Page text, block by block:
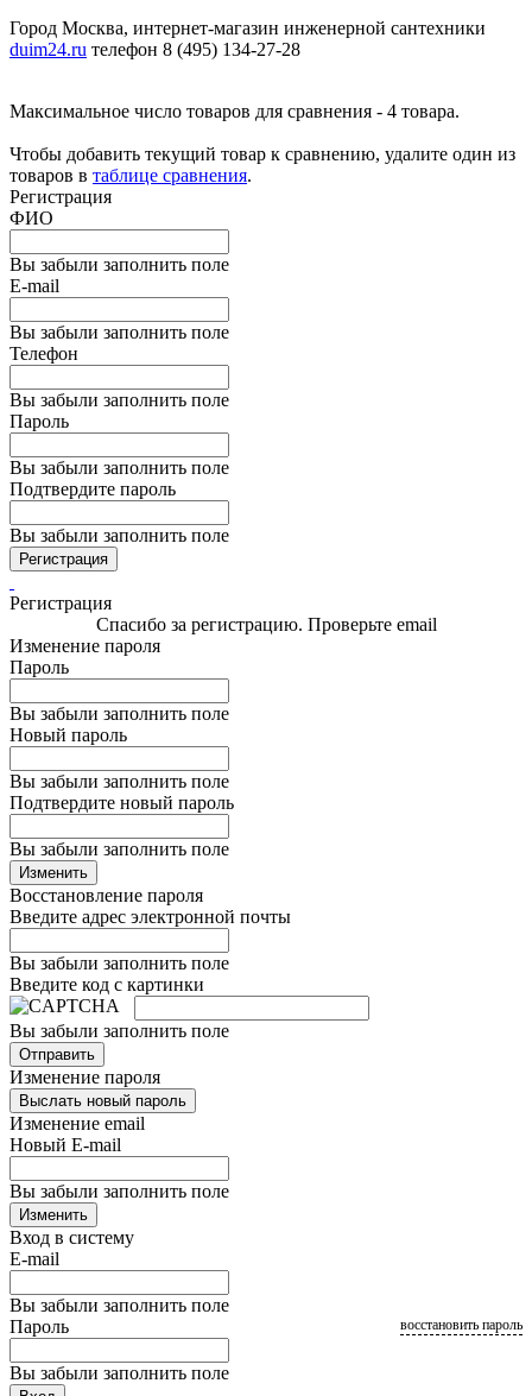
Город Москва, интернет-магазин инженерной сантехники
duim24.ru телефон 8 (495) 134-27-28
Максимальное число товаров для сравнения - 4 товара.
Чтобы добавить текущий товар к сравнению, удалите один из
товаров в таблице сравнения.
Регистрация
ФИО
Вы забыли заполнить поле
E-mail
Вы забыли заполнить поле
Телефон
Вы забыли заполнить поле
Пароль
Вы забыли заполнить поле
Подтвердите пароль
Вы забыли заполнить поле
Регистрация
Регистрация
Спасибо за регистрацию. Проверьте email
Изменение пароля
Пароль
Вы забыли заполнить поле
Новый пароль
Вы забыли заполнить поле
Подтвердите новый пароль
Вы забыли заполнить поле
Изменить
Восстановление пароля
Введите адрес электронной почты
Вы забыли заполнить поле
Введите код с картинки
Вы забыли заполнить поле
Отправить
Изменение пароля
Выслать новый пароль
Изменение email
Новый E-mail
Вы забыли заполнить поле
Изменить
Вход в систему
E-mail
Вы забыли заполнить поле
Пароль
Вы забыли заполнить поле
восстановить пароль